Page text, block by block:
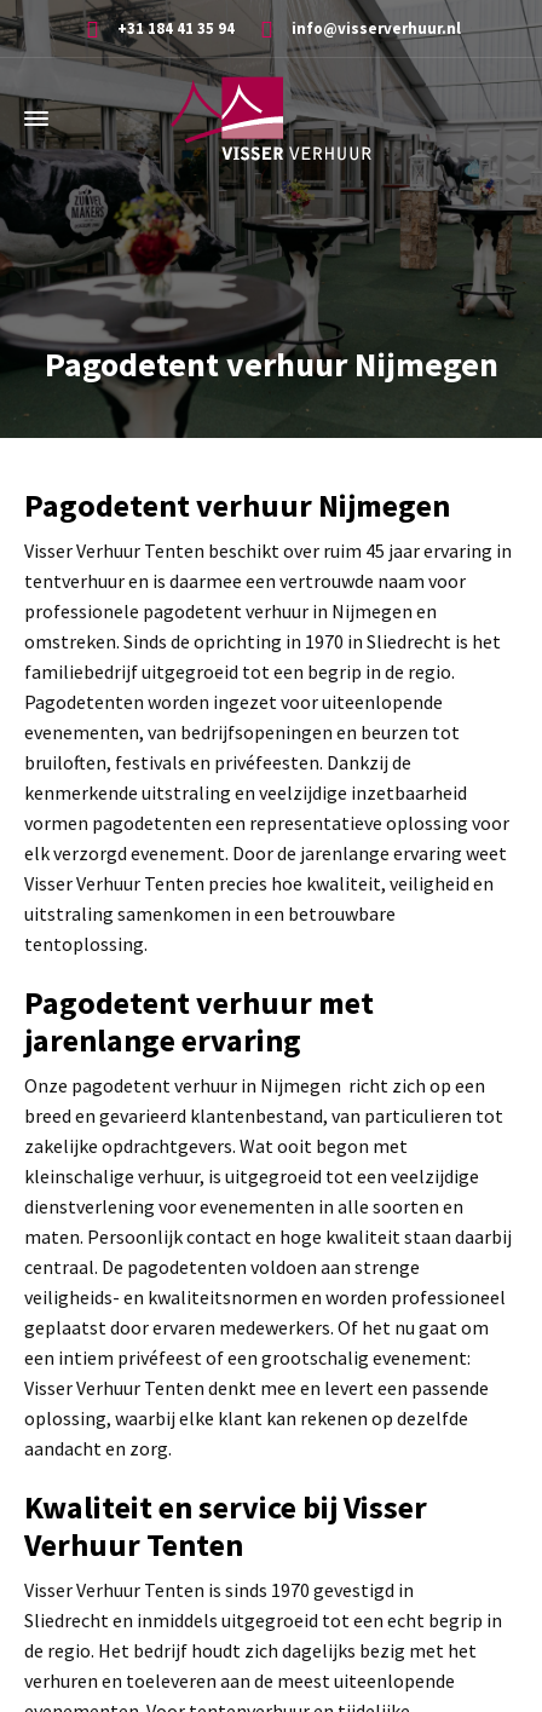
+31 184 41 35 94 info@visserverhuur.nl
Pagodetent verhuur Nijmegen
Pagodetent verhuur Nijmegen
Visser Verhuur Tenten beschikt over ruim 45 jaar ervaring in
tentverhuur en is daarmee een vertrouwde naam voor
professionele pagodetent verhuur in Nijmegen en
omstreken. Sinds de oprichting in 1970 in Sliedrecht is het
familiebedrijf uitgegroeid tot een begrip in de regio.
Pagodetenten worden ingezet voor uiteenlopende
evenementen, van bedrijfsopeningen en beurzen tot
bruiloften, festivals en privéfeesten. Dankzij de
kenmerkende uitstraling en veelzijdige inzetbaarheid
vormen pagodetenten een representatieve oplossing voor
elk verzorgd evenement. Door de jarenlange ervaring weet
Visser Verhuur Tenten precies hoe kwaliteit, veiligheid en
uitstraling samenkomen in een betrouwbare
tentoplossing.
Pagodetent verhuur met
jarenlange ervaring
Onze pagodetent verhuur in Nijmegen richt zich op een
breed en gevarieerd klantenbestand, van particulieren tot
zakelijke opdrachtgevers. Wat ooit begon met
kleinschalige verhuur, is uitgegroeid tot een veelzijdige
dienstverlening voor evenementen in alle soorten en
maten. Persoonlijk contact en hoge kwaliteit staan daarbij
centraal. De pagodetenten voldoen aan strenge
veiligheids- en kwaliteitsnormen en worden professioneel
geplaatst door ervaren medewerkers. Of het nu gaat om
een intiem privéfeest of een grootschalig evenement:
Visser Verhuur Tenten denkt mee en levert een passende
oplossing, waarbij elke klant kan rekenen op dezelfde
aandacht en zorg.
Kwaliteit en service bij Visser
Verhuur Tenten
Visser Verhuur Tenten is sinds 1970 gevestigd in
Sliedrecht en inmiddels uitgegroeid tot een echt begrip in
de regio. Het bedrijf houdt zich dagelijks bezig met het
verhuren en toeleveren aan de meest uiteenlopende